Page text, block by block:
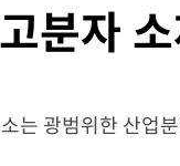
분자
는 광범위한 산업